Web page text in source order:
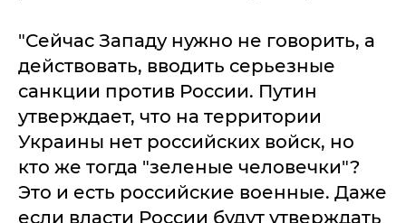
"Сейчас Западу нужно не говорить, а
действовать, вводить серьезные
санкции против России. Путин
утверждает, что на территории
Украины нет российских войск, но
кто же тогда "зеленые человечки"?
Это и есть российские военные. Даже
если власти России будут утверждать